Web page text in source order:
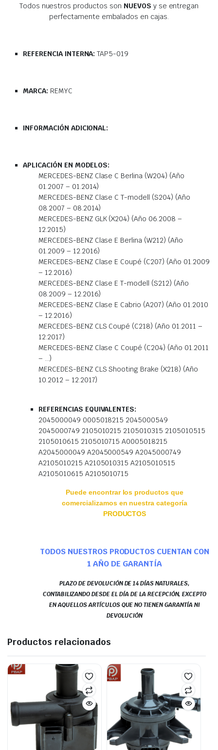
Todos nuestros productos son NUEVOS y se entregan
perfectamente embalados en cajas.
REFERENCIA INTERNA:TAP5-019
MARCA: REMYC
INFORMACIÓN ADICIONAL:
APLICACIÓN EN MODELOS:
MERCEDES-BENZ Clase C Berlina (W204) (Año
01.2007 – 01.2014)
MERCEDES-BENZ Clase C T-modell (S204) (Año
08.2007 – 08.2014)
MERCEDES-BENZ GLK (X204) (Año 06.2008 –
12.2015)
MERCEDES-BENZ Clase E Berlina (W212) (Año
01.2009 – 12.2016)
MERCEDES-BENZ Clase E Coupé (C207) (Año 01.2009
– 12.2016)
MERCEDES-BENZ Clase E T-modell (S212) (Año
08.2009 – 12.2016)
MERCEDES-BENZ Clase E Cabrio (A207) (Año 01.2010
– 12.2016)
MERCEDES-BENZ CLS Coupé (C218) (Año 01.2011 –
12.2017)
MERCEDES-BENZ Clase C Coupé (C204) (Año 01.2011
– …)
MERCEDES-BENZ CLS Shooting Brake (X218) (Año
10.2012 – 12.2017)
REFERENCIAS EQUIVALENTES:
2045000049 0005018215 2045000549
2045000749 2105010215 2105010315 2105010515
2105010615 2105010715 A0005018215
A2045000049 A2045000549 A2045000749
A2105010215 A2105010315 A2105010515
A2105010615 A2105010715
Puede encontrar los productos que
comercializamos en nuestra categoría
PRODUCTOS
TODOS NUESTROS PRODUCTOS CUENTAN CON
1 AÑO DE GARANTÍA
PLAZO DE DEVOLUCIÓN DE 14 DÍAS NATURALES,
CONTABILIZANDO DESDE EL DÍA DE LA RECEPCIÓN, EXCEPTO
EN AQUELLOS ARTÍCULOS QUE NO TIENEN GARANTÍA NI
DEVOLUCIÓN
Productos relacionados